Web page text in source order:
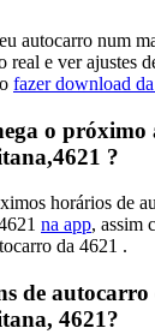
autocarro num
real e ver ajustes
fazer download
o
?
horários de
na app, assim
da 4621 .
de autocarro
4621?